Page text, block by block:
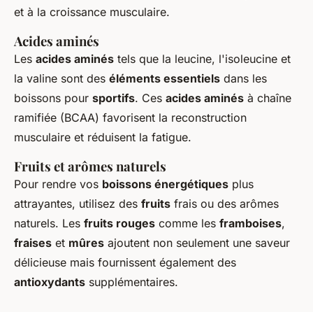
et à la croissance musculaire.
Acides aminés
Les acides aminés tels que la leucine, l'isoleucine et
la valine sont des éléments essentiels dans les
boissons pour sportifs. Ces acides aminés à chaîne
ramifiée (BCAA) favorisent la reconstruction
musculaire et réduisent la fatigue.
Fruits et arômes naturels
Pour rendre vos boissons énergétiques plus
attrayantes, utilisez des fruits frais ou des arômes
naturels. Les fruits rouges comme les framboises,
fraises et mûres ajoutent non seulement une saveur
délicieuse mais fournissent également des
antioxydants supplémentaires.